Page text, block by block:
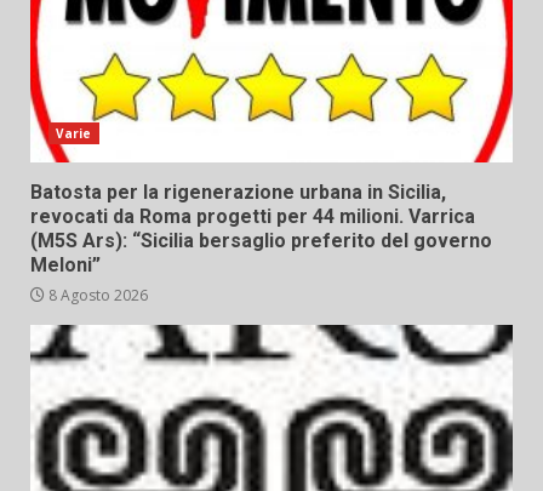
Varie
Batosta per la rigenerazione urbana in Sicilia,
revocati da Roma progetti per 44 milioni. Varrica
(M5S Ars): “Sicilia bersaglio preferito del governo
Meloni”
8 Agosto 2026